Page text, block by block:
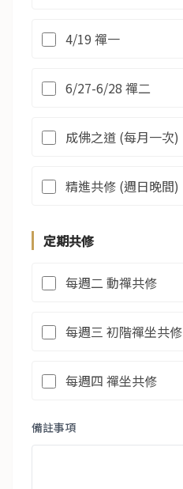
4/19 禪一
6/27-6/28 禪二
成佛之道 (每月一次)
精進共修 (週日晚間)
定期共修
每週二 動禪共修
每週三 初階禪坐共修
每週四 禪坐共修
備註事項